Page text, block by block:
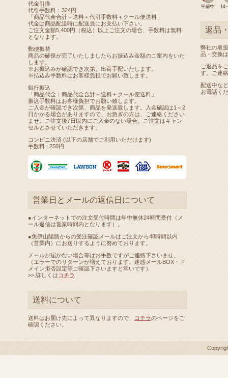
代金引換
代引手数料：324円
「商品代金合計＋送料＋代引手数料＋クール便送料」
代金は商品配送時に配送員にお支払い下さい。
ご注文金額5,400円（税込）以上ご注文の場合、手数料は無料
となります。
郵便振替
商品の確保が完了いたしましたらお振込み金額のご案内をいた
します。
※お振込みが確認でき次第、出荷手配いたします。
※払込み手数料はお客様負担でお願い致します。
銀行振込
「商品代金：商品代金合計＋送料＋クール便送料」
振込手数料はお客様負担でお願い致します。
ご入金が確認でき次第、商品を発送致します。入金確認は1～2
日かかる場合がありますので、お急ぎの方は、ご連絡ください
ませ。ご注文後7日以内にご入金のない場合、ご注文はキャン
セルとさせていただきます。
コンビニ決済 (以下の店舗でご利用いただけます)
手数料 : 250円
営業日とメールの返信日について
●インターネットでの注文受付時間は年中無休24時間受付（メ
ール返信は営業時間内となります）。
●魚伊山陽路からの受注確認メールはご注文から48時間以内
（営業内）にお送りするように努めております。
メールが届かない場合等はお手数ですがご連絡下さいませ。
（エラーでのリターンが増えております。迷惑メールBOX・ド
メイン拒否設定等ご確認下さいますと幸いです）
>> 詳しくはコチラ
送料について
送料はお届け先によって異なりますので、 コチラのページをご
確認ください。
返品
弊社の取
品・交換
ご返品を
す。ご連
配送中な
お電話く